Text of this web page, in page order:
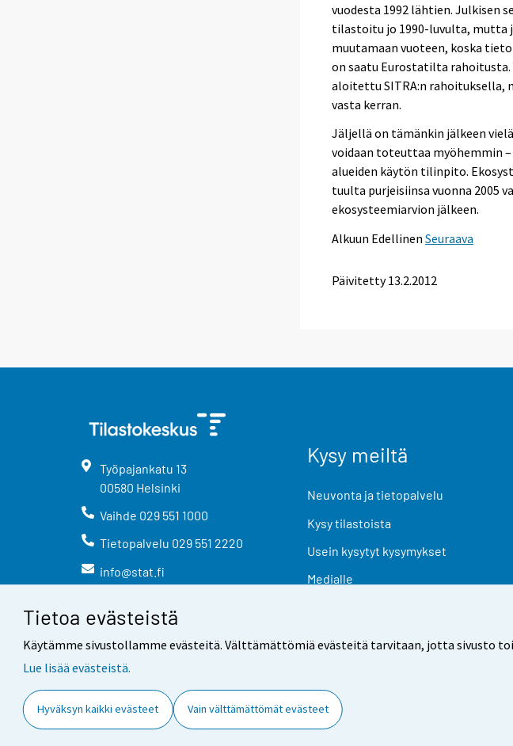
Tietoa evästeistä
Käytämme sivustollamme evästeitä. Välttämättömiä evästeitä tarvitaan, jotta sivusto
Lue lisää evästeistä.
Hyväksyn kaikki evästeet Vain välttämättömät evästeet
vuodesta 1992 lähtien. Julkisen
tilastoitu jo 1990-luvulta, mutta
muutamaan vuoteen, koska
on saatu Eurostatilta
aloitettu SITRA:n
vasta kerran.
Jäljellä on tämänkin jälkeen
voidaan toteuttaa myöhemmin
alueiden käytön tilinpito.
tuulta purjeisiinsa vuonna 2005
ekosysteemiarvion jälkeen.
Alkuun Edellinen Seuraava
Päivitetty 13.2.2012
Työpajankatu 13
00580 Helsinki
Vaihde 029 551 1000
Tietopalvelu 029 551 2220
info@stat.fi
Kysy meiltä
Neuvonta ja tietopalvelu
Kysy tilastoista
Usein kysytyt kysymykset
Medialle
Yhteystiedot Palaute